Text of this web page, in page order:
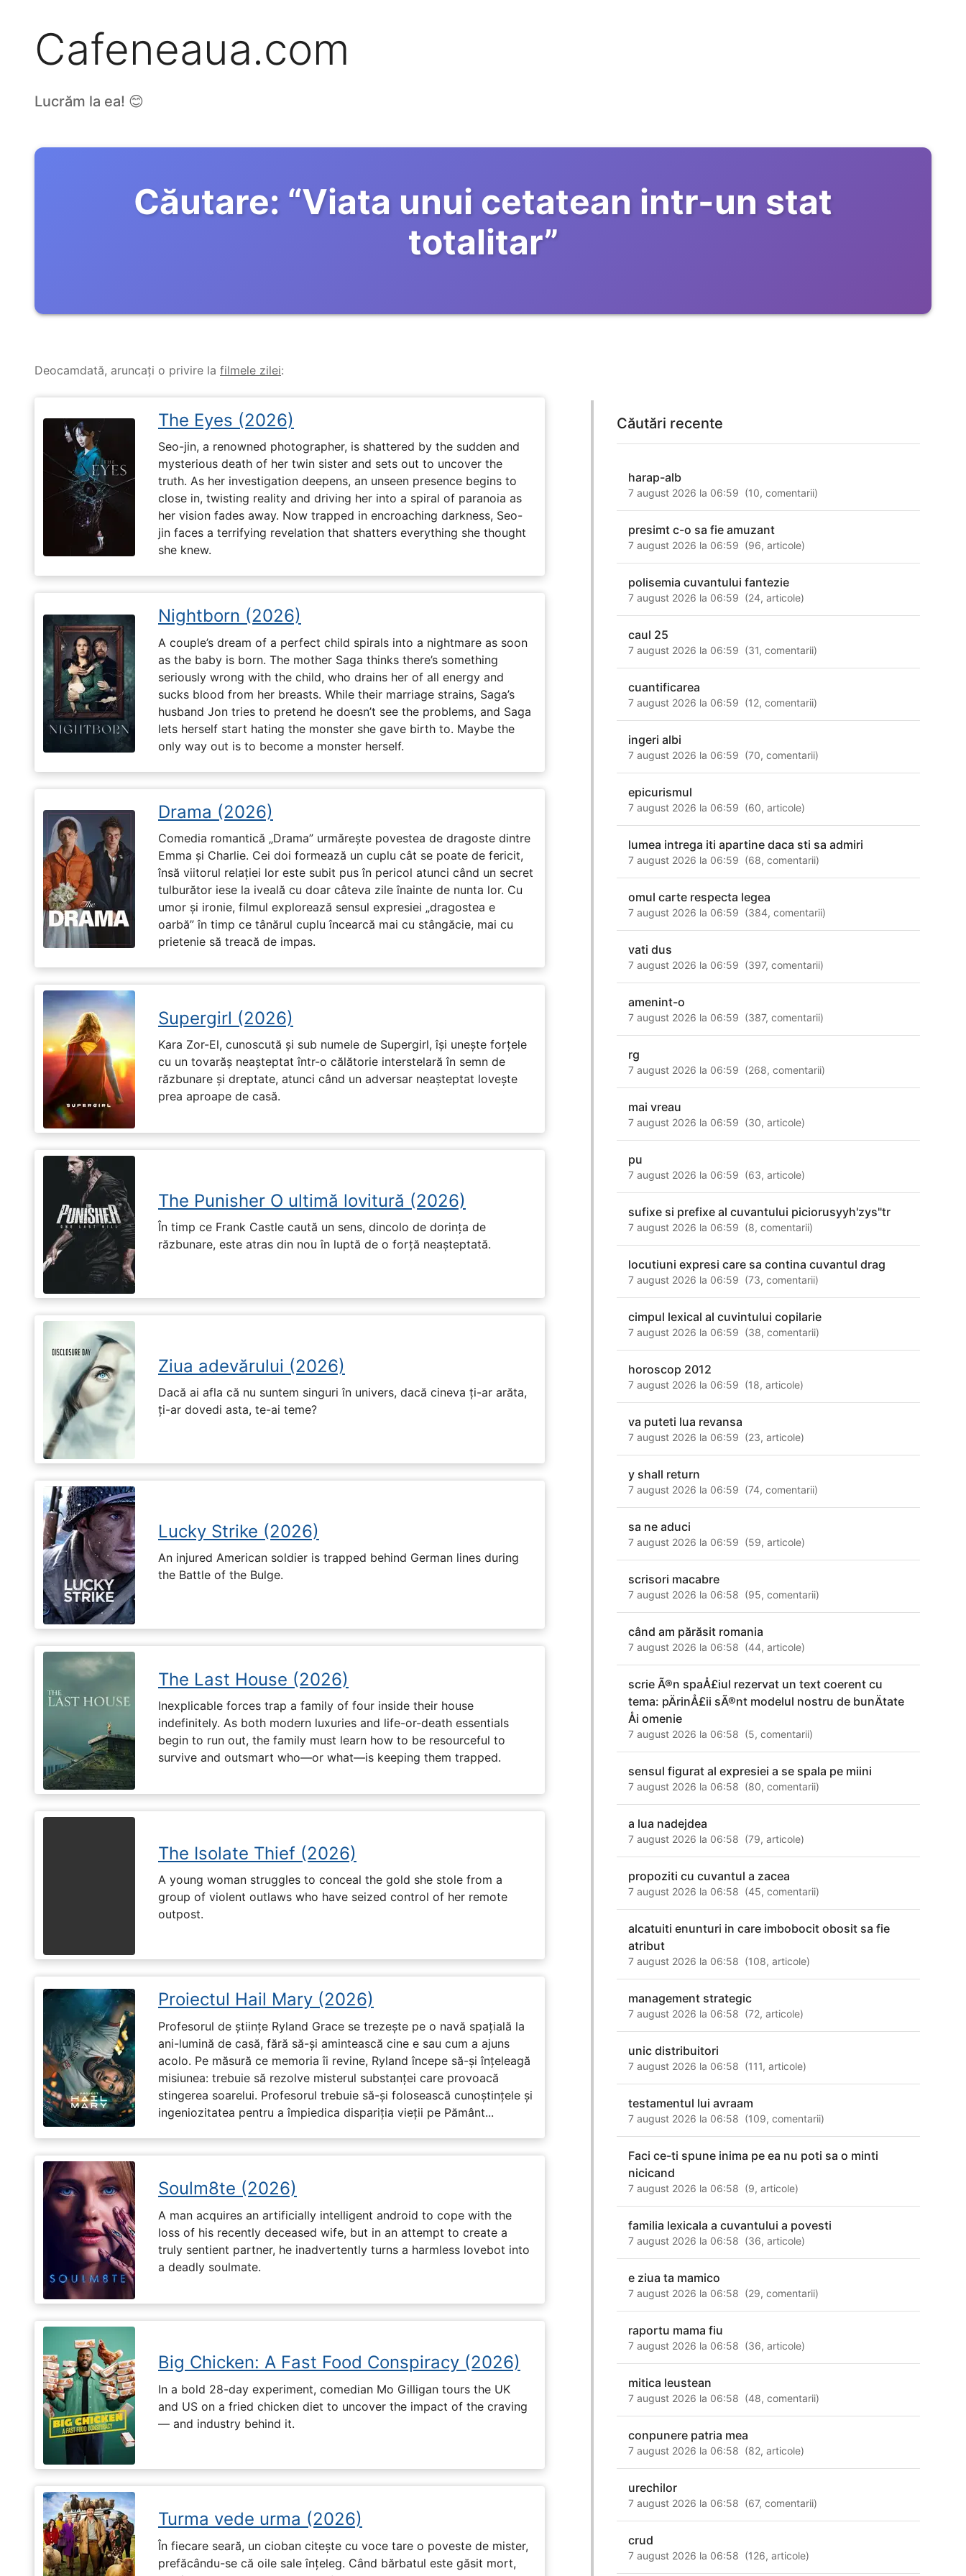
Cafeneaua.com
Lucrăm la ea! 😊
Căutare: “Viata unui cetatean intr-un stat
totalitar”
Deocamdată, aruncați o privire la filmele zilei:
The Eyes (2026)
Seo-jin, a renowned photographer, is shattered by the sudden and
mysterious death of her twin sister and sets out to uncover the
truth. As her investigation deepens, an unseen presence begins to
close in, twisting reality and driving her into a spiral of paranoia as
her vision fades away. Now trapped in encroaching darkness, Seo-
jin faces a terrifying revelation that shatters everything she thought
she knew.
Nightborn (2026)
A couple’s dream of a perfect child spirals into a nightmare as soon
as the baby is born. The mother Saga thinks there’s something
seriously wrong with the child, who drains her of all energy and
sucks blood from her breasts. While their marriage strains, Saga’s
husband Jon tries to pretend he doesn’t see the problems, and Saga
lets herself start hating the monster she gave birth to. Maybe the
only way out is to become a monster herself.
Drama (2026)
Comedia romantică „Drama” urmărește povestea de dragoste dintre
Emma și Charlie. Cei doi formează un cuplu cât se poate de fericit,
însă viitorul relației lor este subit pus în pericol atunci când un secret
tulburător iese la iveală cu doar câteva zile înainte de nunta lor. Cu
umor și ironie, filmul explorează sensul expresiei „dragostea e
oarbă” în timp ce tânărul cuplu încearcă mai cu stângăcie, mai cu
prietenie să treacă de impas.
Supergirl (2026)
Kara Zor-El, cunoscută și sub numele de Supergirl, își unește forțele
cu un tovarăș neașteptat într-o călătorie interstelară în semn de
răzbunare și dreptate, atunci când un adversar neașteptat lovește
prea aproape de casă.
The Punisher O ultimă lovitură (2026)
În timp ce Frank Castle caută un sens, dincolo de dorința de
răzbunare, este atras din nou în luptă de o forță neașteptată.
Ziua adevărului (2026)
Dacă ai afla că nu suntem singuri în univers, dacă cineva ți-ar arăta,
ți-ar dovedi asta, te-ai teme?
Lucky Strike (2026)
An injured American soldier is trapped behind German lines during
the Battle of the Bulge.
The Last House (2026)
Inexplicable forces trap a family of four inside their house
indefinitely. As both modern luxuries and life-or-death essentials
begin to run out, the family must learn how to be resourceful to
survive and outsmart who—or what—is keeping them trapped.
The Isolate Thief (2026)
A young woman struggles to conceal the gold she stole from a
group of violent outlaws who have seized control of her remote
outpost.
Proiectul Hail Mary (2026)
Profesorul de științe Ryland Grace se trezește pe o navă spațială la
ani-lumină de casă, fără să-și amintească cine e sau cum a ajuns
acolo. Pe măsură ce memoria îi revine, Ryland începe să-și înțeleagă
misiunea: trebuie să rezolve misterul substanței care provoacă
stingerea soarelui. Profesorul trebuie să-și folosească cunoștințele și
ingeniozitatea pentru a împiedica dispariția vieții pe Pământ...
Soulm8te (2026)
A man acquires an artificially intelligent android to cope with the
loss of his recently deceased wife, but in an attempt to create a
truly sentient partner, he inadvertently turns a harmless lovebot into
a deadly soulmate.
Big Chicken: A Fast Food Conspiracy (2026)
In a bold 28-day experiment, comedian Mo Gilligan tours the UK
and US on a fried chicken diet to uncover the impact of the craving
— and industry behind it.
Turma vede urma (2026)
În fiecare seară, un cioban citește cu voce tare o poveste de mister,
prefăcându-se că oile sale înțeleg. Când bărbatul este găsit mort,
Căutări recente
harap-alb
7 august 2026 la 06:59 (10,comentarii)
presimt c-o sa fie amuzant
7 august 2026 la 06:59 (96,articole)
polisemia cuvantului fantezie
7 august 2026 la 06:59 (24,articole)
caul 25
7 august 2026 la 06:59 (31,comentarii)
cuantificarea
7 august 2026 la 06:59 (12,comentarii)
ingeri albi
7 august 2026 la 06:59 (70,comentarii)
epicurismul
7 august 2026 la 06:59 (60,articole)
lumea intrega iti apartine daca sti sa admiri
7 august 2026 la 06:59 (68,comentarii)
omul carte respecta legea
7 august 2026 la 06:59 (384,comentarii)
vati dus
7 august 2026 la 06:59 (397,comentarii)
amenint-o
7 august 2026 la 06:59 (387,comentarii)
rg
7 august 2026 la 06:59 (268,comentarii)
mai vreau
7 august 2026 la 06:59 (30,articole)
pu
7 august 2026 la 06:59 (63,articole)
sufixe si prefixe al cuvantului piciorusyyh'zys"tr
7 august 2026 la 06:59 (8,comentarii)
locutiuni expresi care sa contina cuvantul drag
7 august 2026 la 06:59 (73,comentarii)
cimpul lexical al cuvintului copilarie
7 august 2026 la 06:59 (38,comentarii)
horoscop 2012
7 august 2026 la 06:59 (18,articole)
va puteti lua revansa
7 august 2026 la 06:59 (23,articole)
y shall return
7 august 2026 la 06:59 (74,comentarii)
sa ne aduci
7 august 2026 la 06:59 (59,articole)
scrisori macabre
7 august 2026 la 06:58 (95,comentarii)
când am părăsit romania
7 august 2026 la 06:58 (44,articole)
scrie Ã®n spaÅ£iul rezervat un text coerent cu
tema: pÄrinÅ£ii sÃ®nt modelul nostru de bunÄtate
Åi omenie
7 august 2026 la 06:58 (5,comentarii)
sensul figurat al expresiei a se spala pe miini
7 august 2026 la 06:58 (80,comentarii)
a lua nadejdea
7 august 2026 la 06:58 (79,articole)
propoziti cu cuvantul a zacea
7 august 2026 la 06:58 (45,comentarii)
alcatuiti enunturi in care imbobocit obosit sa fie
atribut
7 august 2026 la 06:58 (108,articole)
management strategic
7 august 2026 la 06:58 (72,articole)
unic distribuitori
7 august 2026 la 06:58 (111,articole)
testamentul lui avraam
7 august 2026 la 06:58 (109,comentarii)
Faci ce-ti spune inima pe ea nu poti sa o minti
nicicand
7 august 2026 la 06:58 (9,articole)
familia lexicala a cuvantului a povesti
7 august 2026 la 06:58 (36,articole)
e ziua ta mamico
7 august 2026 la 06:58 (29,comentarii)
raportu mama fiu
7 august 2026 la 06:58 (36,articole)
mitica leustean
7 august 2026 la 06:58 (48,comentarii)
conpunere patria mea
7 august 2026 la 06:58 (82,articole)
urechilor
7 august 2026 la 06:58 (67,comentarii)
crud
7 august 2026 la 06:58 (126,articole)